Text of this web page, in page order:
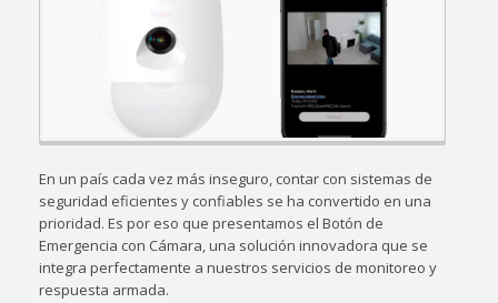
En un país cada vez más inseguro, contar con sistemas de
seguridad eficientes y confiables se ha convertido en una
prioridad. Es por eso que presentamos el Botón de
Emergencia con Cámara, una solución innovadora que se
integra perfectamente a nuestros servicios de monitoreo y
respuesta armada.